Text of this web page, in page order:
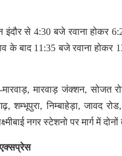
इंदौर से 4:30 बजे रवाना होकर
के बाद 11:35 बजे रवाना
मारवाड़ जंक्शन, सोजत
शम्भूपुरा, निम्बाहेड़ा, जावद
नगर स्टेशनो पर मार्ग में